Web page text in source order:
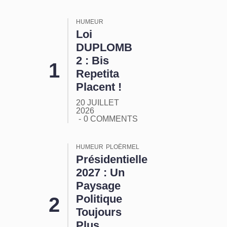
HUMEUR
Loi
DUPLOMB
2 : Bis
Repetita
Placent !
20 JUILLET
2026
0 COMMENTS
HUMEUR PLOËRMEL
Présidentielle
2027 : Un
Paysage
Politique
Toujours